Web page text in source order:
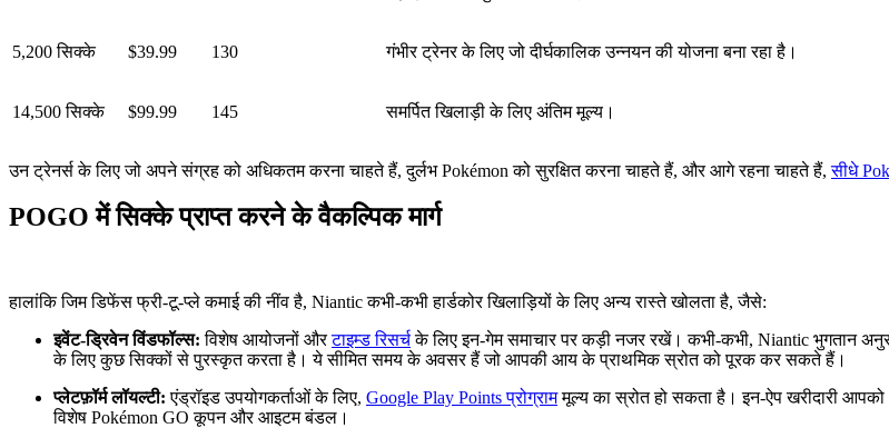
5,200 सिक्के $39.99 130 गंभीर ट्रेनर के लिए जो दीर्घकालिक उन्नयन की योजना बना रहा है।
14,500 सिक्के $99.99 145 समर्पित खिलाड़ी के लिए अंतिम मूल्य।
उन ट्रेनर्स के लिए जो अपने संग्रह को अधिकतम करना चाहते हैं, दुर्लभ Pokémon को सुरक्षित करना चाहते हैं, और आगे रहना चाहते हैं,सीधे
POGO में सिक्के प्राप्त करने के वैकल्पिक मार्ग
हालांकि जिम डिफेंस फ्री-टू-प्ले कमाई की नींव है, Niantic कभी-कभी हार्डकोर खिलाड़ियों के लिए अन्य रास्ते खोलता है, जैसे:
इवेंट-ड्रिवेन विंडफॉल्स: विशेष आयोजनों औरटाइम्ड रिसर्चके लिए इन-गेम समाचार पर कड़ी नजर रखें। कभी-कभी, Niantic भुगतान
के लिए कुछ सिक्कों से पुरस्कृत करता है। ये सीमित समय के अवसर हैं जो आपकी आय के प्राथमिक स्रोत को पूरक कर सकते हैं।
प्लेटफ़ॉर्म लॉयल्टी: एंड्रॉइड उपयोगकर्ताओं के लिए, Google Play Points प्रोग्राममूल्य का स्रोत हो सकता है। इन-ऐप खरीदारी
विशेष Pokémon GO कूपन और आइटम बंडल।